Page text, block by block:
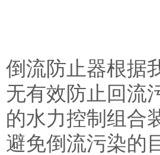
倒流防止器根据
无有效防止回流
的水力控制组合
避免倒流污染的